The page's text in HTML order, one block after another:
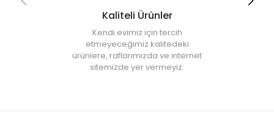
Kaliteli Ürünler
Kendi evimiz için tercih
etmeyeceğimiz kalitedeki
ürünlere, raflarımızda ve internet
sitemizde yer vermeyiz.